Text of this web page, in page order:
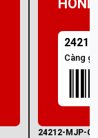
Càng
24212-MJP-